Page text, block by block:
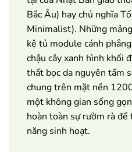
Bắc Âu) hay chủ nghĩa
Minimalist). Những
kệ tủ module cánh
chậu cây xanh hình khối
thất bọc da nguyên tấm
chung trên mặt nền
một không gian sống
hoàn toàn sự rườm rà
năng sinh hoạt.